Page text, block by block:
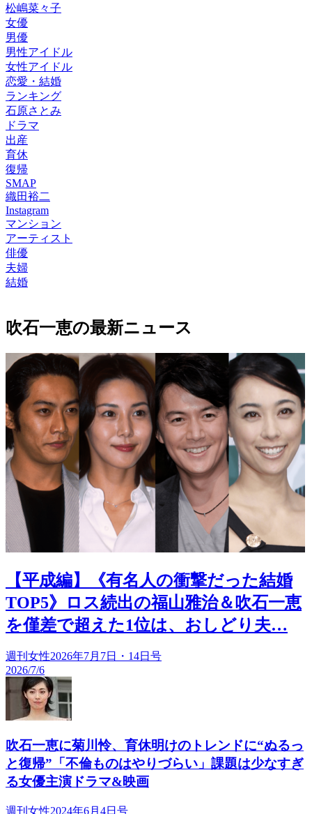
松嶋菜々子
女優
男優
男性アイドル
女性アイドル
恋愛・結婚
ランキング
石原さとみ
ドラマ
出産
育休
復帰
SMAP
織田裕二
Instagram
マンション
アーティスト
俳優
夫婦
結婚
吹石一恵の最新ニュース
【平成編】《有名人の衝撃だった結婚
TOP5》ロス続出の福山雅治＆吹石一恵
を僅差で超えた1位は、おしどり夫…
週刊女性2026年7月7日・14日号
2026/7/6
吹石一恵に菊川怜、育休明けのトレンドに“ぬるっ
と復帰”「不倫ものはやりづらい」課題は少なすぎ
る女優主演ドラマ&映画
週刊女性2024年6月4日号